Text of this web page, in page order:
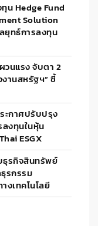
ทุน Hedge Fund
Solution
ยุทธ์การลงทุน
วนแรง จับตา 2
านสหรัฐฯ” ชี้
ะกาศปรับปรุง
ลงทุนในหุ้น
ESGX
ธุรกิจสินทรัพย์
รกรรม
เทคโนโลยี